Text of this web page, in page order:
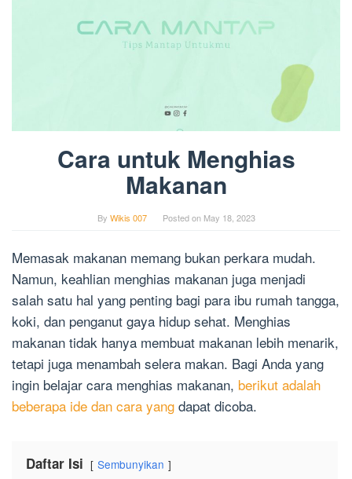
Cara untuk Menghias
Makanan
By Wikis 007 Posted on May 18, 2023
Memasak makanan memang bukan perkara mudah.
Namun, keahlian menghias makanan juga menjadi
salah satu hal yang penting bagi para ibu rumah tangga,
koki, dan penganut gaya hidup sehat. Menghias
makanan tidak hanya membuat makanan lebih menarik,
tetapi juga menambah selera makan. Bagi Anda yang
ingin belajar cara menghias makanan, berikut adalah
beberapa ide dan cara yang dapat dicoba.
Daftar Isi Sembunyikan